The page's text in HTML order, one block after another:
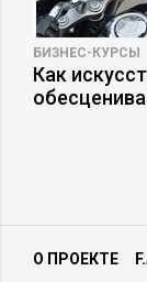
БИЗНЕС-КУРСЫ
Как
О ПРОЕКТЕ